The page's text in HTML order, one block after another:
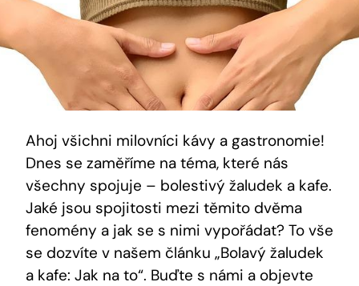
Ahoj všichni milovníci kávy a gastronomie!
Dnes se zaměříme na téma, které nás
všechny spojuje – bolestivý žaludek a kafe.
Jaké jsou spojitosti mezi těmito dvěma
fenomény a jak se s nimi vypořádat? To vše
se dozvíte v našem článku „Bolavý žaludek
a kafe: Jak na to“. Buďte s námi a objevte